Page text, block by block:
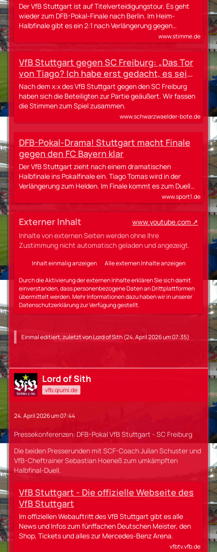
Der VfB Stuttgart ist auf Titelverteidigungstour. Es geht
wieder zum DFB-Pokal-Finale nach Berlin. Im Heim-
Halbfinale gibt es ein 2:1 nach Verlängerung gegen…
www.stimme.de
VfB Stuttgart gegen SC Freiburg: „Das Tor
von Tiago? Ich habe erst gedacht, es sei
ein Eigentor“
Nach dem x:x des VfB Stuttgart gegen den SC Freiburg
haben sich die Beteiligten zur Partie geäußert. Wir fassen
die Stimmen zum Spiel zusammen.
www.schwarzwaelder-bote.de
DFB-Pokal-Drama! Stuttgart macht Finale
gegen den FC Bayern klar
Der VfB Stuttgart zieht nach einem dramatischen
Halbfinale ins Pokalfinale ein. Tiago Tomas wird in der
Verlängerung zum Helden. Im Finale kommt es zum Duell…
www.sport1.de
Externer Inhalt
www.youtube.com
Inhalte von externen Seiten werden ohne Ihre
Zustimmung nicht automatisch geladen und angezeigt.
Inhalt einmalig anzeigen Alle externen Inhalte anzeigen
Durch die Aktivierung der externen Inhalte erklären Sie sich damit
einverstanden, dass personenbezogene Daten an Drittplattformen
übermittelt werden. Mehr Informationen dazu haben wir in unserer
Datenschutzerklärung zur Verfügung gestellt.
Einmal editiert, zuletzt vonLord of Sith(24. April 2026 um 07:35)
Lord of Sith
vfb.qiumi.de
24. April 2026 um 07:44
Pressekonferenzen: DFB-Pokal VfB Stuttgart - SC Freiburg
Die beiden Presserunden mit SCF-Coach Julian Schuster und
VfB-Cheftrainer Sebastian Hoeneß zum umkämpften
Halbfinal-Duell.
VfB Stuttgart - Die offizielle Webseite des
VfB Stuttgart
Im offiziellen Webauftritt des VfB Stuttgart gibt es alle
News und Infos zum fünffachen Deutschen Meister, den
Shop, Tickets und alles zur Mercedes-Benz Arena.
vfbtv.vfb.de